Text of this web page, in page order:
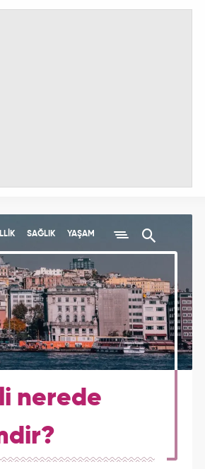
SAĞLIK YAŞAM
nerede